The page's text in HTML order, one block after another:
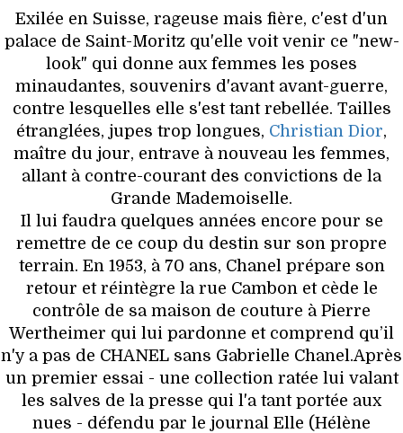
Exilée en Suisse, rageuse mais fière, c'est d'un
palace de Saint-Moritz qu'elle voit venir ce "new-
look" qui donne aux femmes les poses
minaudantes, souvenirs d'avant avant-guerre,
contre lesquelles elle s'est tant rebellée. Tailles
étranglées, jupes trop longues, Christian Dior,
maître du jour, entrave à nouveau les femmes,
allant à contre-courant des convictions de la
Grande Mademoiselle.
Il lui faudra quelques années encore pour se
remettre de ce coup du destin sur son propre
terrain. En 1953, à 70 ans, Chanel prépare son
retour et réintègre la rue Cambon et cède le
contrôle de sa maison de couture à Pierre
Wertheimer qui lui pardonne et comprend qu’il
n'y a pas de CHANEL sans Gabrielle Chanel.Après
un premier essai - une collection ratée lui valant
les salves de la presse qui l'a tant portée aux
nues - défendu par le journal Elle (Hélène